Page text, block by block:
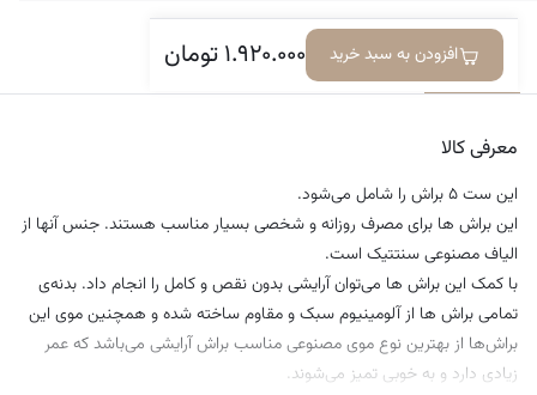
۱.۹۲۰.۰۰۰تومان افزودن به سبد خریدمعرفی کالا دیدگاه‌ها
معرفی کالا
این ست ۵ براش را شامل می‌شود.
این براش ها برای مصرف روزانه و شخصی بسیار مناسب هستند. جنس آنها از
الیاف مصنوعی سنتتیک است.
با کمک این براش ها می‌توان آرایشی بدون نقص و کامل را انجام داد. بدنه‌ی
تمامی براش ‌ها از آلومینیوم سبک و مقاوم ساخته شده و همچنین موی این
براش‌ها از بهترین نوع موی مصنوعی مناسب براش آرایشی می‌باشد که عمر
زیادی دارد و به خوبی تمیز می‌شوند.